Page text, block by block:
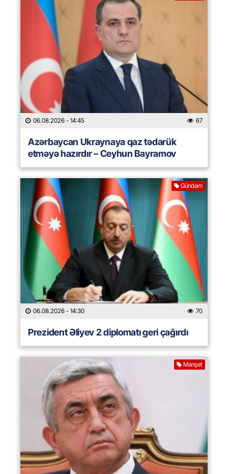
06.08.2026 - 14:45 67
Azərbaycan Ukraynaya qaz tədarük
etməyə hazırdır – Ceyhun Bayramov
Gündəm
06.08.2026 - 14:30 70
Prezident Əliyev 2 diplomatı geri çağırdı
Manşet